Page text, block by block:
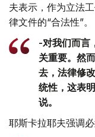
夫表示，作为立法
律文件的“合法性”。
-对我们而言
关重要。然
去，法律修
统性，这表
说。
耶斯卡拉耶夫强调